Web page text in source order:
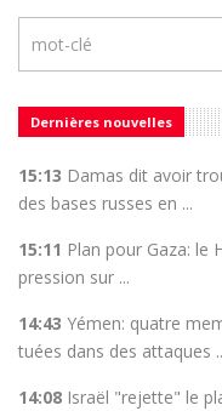
Dernières nouvelles
15:13 Damas dit avoir
des bases russes en ...
15:11 Plan pour Gaza: le
pression sur ...
14:43 Yémen: quatre
tuées dans des attaques
14:08 Israël "rejette" le